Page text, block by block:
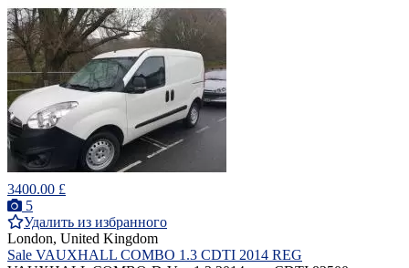
3400.00 £
5
Удалить из избранного
London, United Kingdom
Sale VAUXHALL COMBO 1.3 CDTI 2014 REG